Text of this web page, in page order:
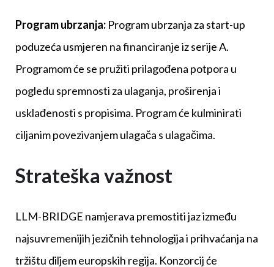
Program ubrzanja: Program ubrzanja za start-up
poduzeća usmjeren na financiranje iz serije A.
Programom će se pružiti prilagođena potpora u
pogledu spremnosti za ulaganja, proširenja i
usklađenosti s propisima. Program će kulminirati
ciljanim povezivanjem ulagača s ulagačima.
Strateška važnost
LLM-BRIDGE namjerava premostiti jaz između
najsuvremenijih jezičnih tehnologija i prihvaćanja na
tržištu diljem europskih regija. Konzorcij će